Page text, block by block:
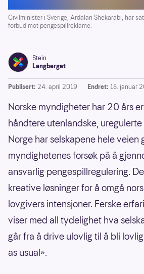
Civilminister i Sverige, Ardalan Shekarabi, har
forbud mot pengespillreklame.
Stein
Langberget
Publisert: 24. april 2019 Endret: 18. januar
Norske myndigheter har 20 års
håndtere utenlandske, uregulerte
Norge har selskapene hele veien
myndighetenes forsøk på å
ansvarlig pengespillregulering.
kreative løsninger for å omgå
lovgivers intensjoner. Ferske
viser med all tydelighet hva
går fra å drive ulovlig til å bli
as usual».